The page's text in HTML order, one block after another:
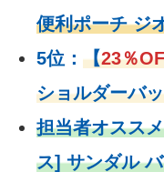
便利ポーチ ジ
5位： 【23％
ショルダーバ
担当者オスス
ス] サンダル